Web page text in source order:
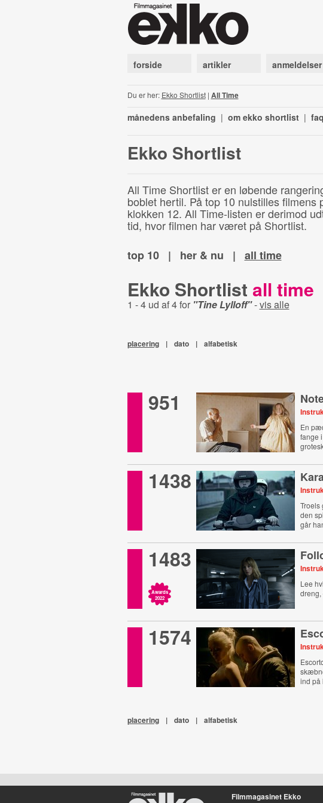
forside artikler anmeldelser
Du er her: Ekko Shortlist| All Time
månedens anbefaling | om ekko shortlist | faq
Ekko Shortlist
All Time Shortlist er en løbende
boblet hertil. På top 10 nulstilles
klokken 12. All Time-listen er derimod
tid, hvor filmen har været på Shortlist.
top 10
| her & nu | all time
Ekko Shortlist all time
1 - 4 ud af 4 for "Tine Lylloff"-vis alle
placering | dato | alfabetisk
951
En
fange
1438
Troels
den
går
1483
Awards
2022
Lee
1574
ind
placering | dato | alfabetisk
Filmmagasinet Ekko